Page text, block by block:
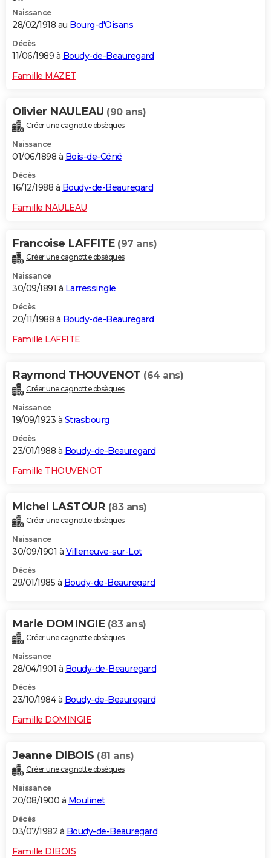
Naissance
28/02/1918 au Bourg-d'Oisans
Décès
11/06/1989 à Boudy-de-Beauregard
Famille MAZET
Olivier NAULEAU (90 ans)
Créer une cagnotte obsèques
Naissance
01/06/1898 à Bois-de-Céné
Décès
16/12/1988 à Boudy-de-Beauregard
Famille NAULEAU
Francoise LAFFITE (97 ans)
Créer une cagnotte obsèques
Naissance
30/09/1891 à Larressingle
Décès
20/11/1988 à Boudy-de-Beauregard
Famille LAFFITE
Raymond THOUVENOT (64 ans)
Créer une cagnotte obsèques
Naissance
19/09/1923 à Strasbourg
Décès
23/01/1988 à Boudy-de-Beauregard
Famille THOUVENOT
Michel LASTOUR (83 ans)
Créer une cagnotte obsèques
Naissance
30/09/1901 à Villeneuve-sur-Lot
Décès
29/01/1985 à Boudy-de-Beauregard
Marie DOMINGIE (83 ans)
Créer une cagnotte obsèques
Naissance
28/04/1901 à Boudy-de-Beauregard
Décès
23/10/1984 à Boudy-de-Beauregard
Famille DOMINGIE
Jeanne DIBOIS (81 ans)
Créer une cagnotte obsèques
Naissance
20/08/1900 à Moulinet
Décès
03/07/1982 à Boudy-de-Beauregard
Famille DIBOIS